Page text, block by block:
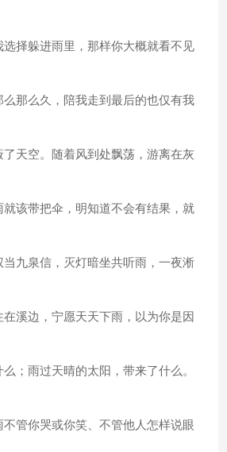
选择躲进雨里，那样你大概就看不见
么那么久，陪我走到最后的也仅有我
了天空。随着风到处飘荡，游离在灰
就该带把伞，明知道不会有结果，就
当九泉信，灭灯暗坐共听雨，一夜淅
溪边，宁愿天天下雨，以为你是因
；雨过天晴的太阳，带来了什么。
不管你哭或你笑、不管他人怎样说眼